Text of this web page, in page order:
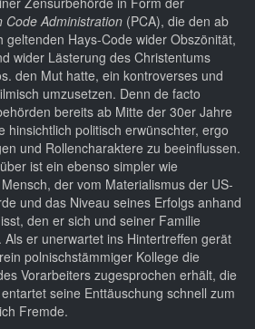
Code Administration (PCA), die den ab
geltenden Hays-Code wider Obszönität,
wider Lästerung des Christentums
den Mut hatte, ein kontroverses und
umzusetzen. Denn de facto
bereits ab Mitte der 30er Jahre
hinsichtlich politisch erwünschter, ergo
und Rollencharaktere zu beeinflussen.
ist ein ebenso simpler wie
der vom Materialismus der US-
und das Niveau seines Erfolgs anhand
den er sich und seiner Familie
er unerwartet ins Hintertreffen gerät
polnischstämmiger Kollege die
Vorarbeiters zugesprochen erhält, die
seine Enttäuschung schnell zum
Fremde.